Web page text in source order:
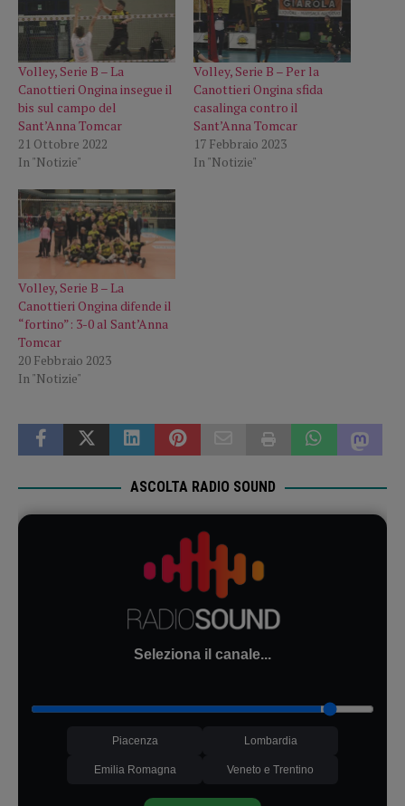
Volley, Serie B – La
Canottieri Ongina insegue il
bis sul campo del
Sant’Anna Tomcar
21 Ottobre 2022
In "Notizie"
Volley, Serie B – Per la
Canottieri Ongina sfida
casalinga contro il
Sant’Anna Tomcar
17 Febbraio 2023
In "Notizie"
Volley, Serie B – La
Canottieri Ongina difende il
“fortino”: 3-0 al Sant’Anna
Tomcar
20 Febbraio 2023
In "Notizie"
ASCOLTA RADIO SOUND
Seleziona il canale...
Piacenza Lombardia
Emilia Romagna Veneto e Trentino